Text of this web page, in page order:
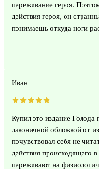
переживание героя.
действия героя, он
понимаешь откуда ноги
Иван
Купил это издание Голода
лаконичной обложкой от
почувствовал себя не
действия происходящего
переживают на